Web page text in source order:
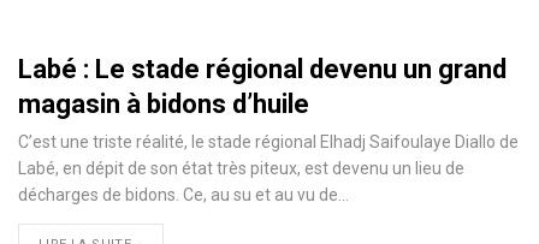
Labé : Le stade régional devenu un grand
magasin à bidons d’huile
C’est une triste réalité, le stade régional Elhadj Saifoulaye Diallo de
Labé, en dépit de son état très piteux, est devenu un lieu de
décharges de bidons. Ce, au su et au vu de